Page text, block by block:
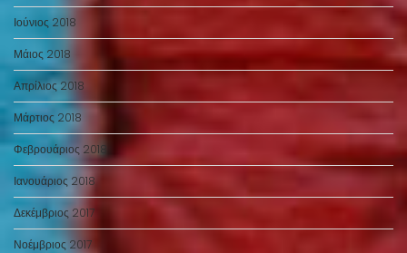
Ιούνιος 2018
Μάιος 2018
Απρίλιος 2018
Μάρτιος 2018
Φεβρουάριος 2018
Ιανουάριος 2018
Δεκέμβριος 2017
Νοέμβριος 2017